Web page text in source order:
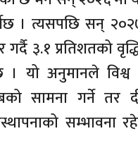
। त्यसपछि सन्
३.१ प्रतिशतको
यो अनुमानले विश्व
सामना गर्ने तर
सम्भावना